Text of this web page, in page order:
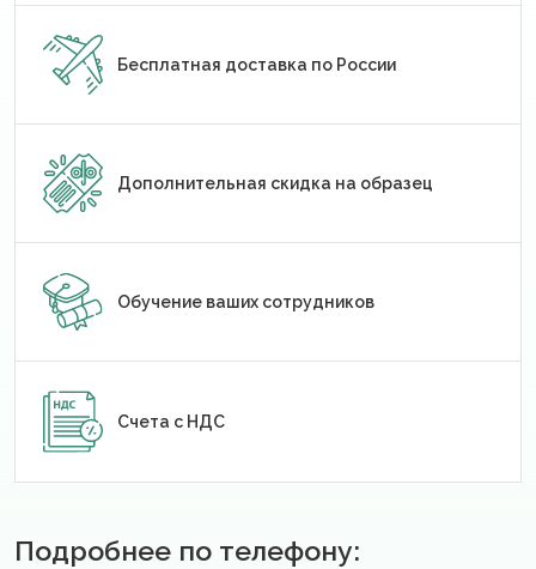
Бесплатная доставка по России
Дополнительная скидка на образец
Обучение ваших сотрудников
Счета с НДС
Подробнее по телефону: